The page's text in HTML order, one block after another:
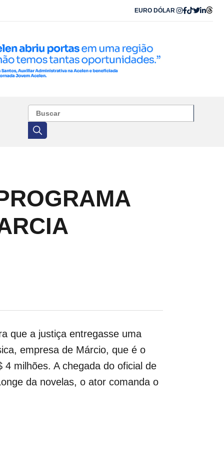
EURO DÓLAR
que a justiça entregasse uma
empresa de Márcio, que é o
milhões. A chegada do oficial de
da novelas, o ator comanda o